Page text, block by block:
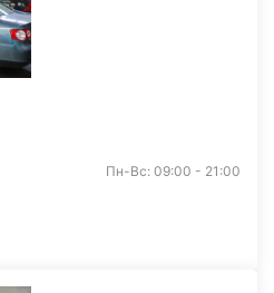
Пн-Вс: 09:00 - 21:00